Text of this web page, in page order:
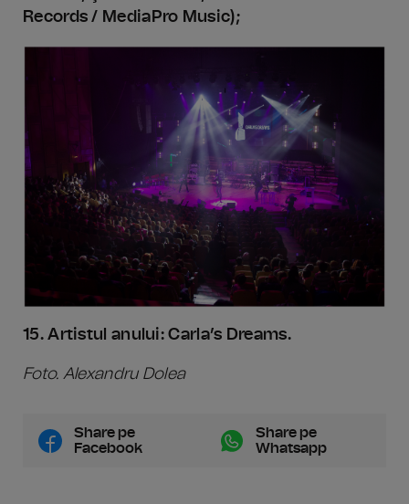
Records / MediaPro Music);
15. Artistul anului: Carla’s Dreams.
Foto. Alexandru Dolea
Share pe
Facebook
Share pe
Whatsapp